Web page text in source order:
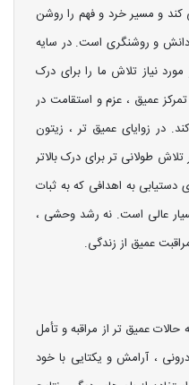
و مسیر خرد و فهم را روشن
و روشنگری است. در سایه
نیاز تلاش ما را برای درک
عمیق ، عزم و استقامت در
در زوایای عمیق تر ، زیتون
طولانی تر برای درک بالاتر
دستیابی به اهدافی که به ثبات
عالی است. نه رشد وحشی ،
عمیق از زندگی.
عمیق تر از مراقبه و تأمل
، آرامش و یکتایی با خود